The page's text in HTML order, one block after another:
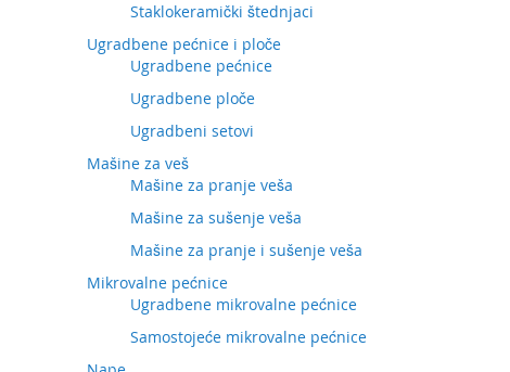
Staklokeramički štednjaci
Ugradbene pećnice i ploče
Ugradbene pećnice
Ugradbene ploče
Ugradbeni setovi
Mašine za veš
Mašine za pranje veša
Mašine za sušenje veša
Mašine za pranje i sušenje veša
Mikrovalne pećnice
Ugradbene mikrovalne pećnice
Samostojeće mikrovalne pećnice